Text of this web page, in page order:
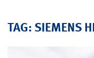
TAG: SIEMENS